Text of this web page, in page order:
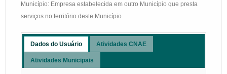
Município: Empresa estabelecida em outro Município que presta
serviços no território deste Município
Dados do Usuário Atividades CNAE
Atividades Municipais